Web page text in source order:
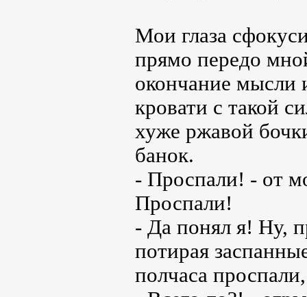
Мои глаза
прямо передо
окончание мысли
кровати с такой
хуже ржавой
банок.
- Проспали! - от
Проспали!
- Да понял я! Ну,
потирая
полчаса